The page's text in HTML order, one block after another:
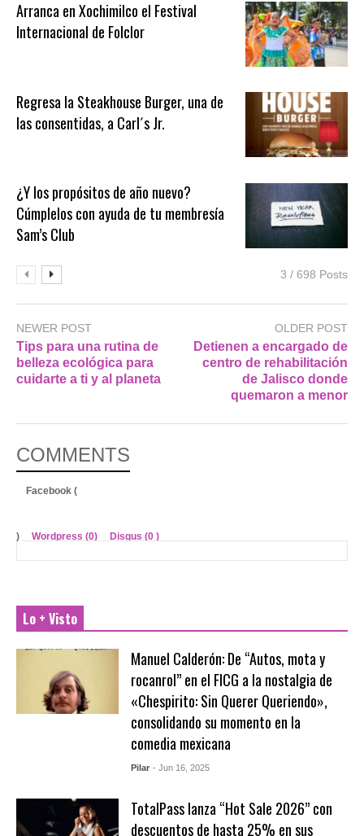
Arranca en Xochimilco el Festival
Internacional de Folclor
Regresa la Steakhouse Burger, una de
las consentidas, a Carl´s Jr.
¿Y los propósitos de año nuevo?
Cúmplelos con ayuda de tu membresía
Sam’s Club
3 / 698 Posts
NEWER POST
Tips para una rutina de
belleza ecológica para
cuidarte a ti y al planeta
OLDER POST
Detienen a encargado de
centro de rehabilitación
de Jalisco donde
quemaron a menor
COMMENTS
Facebook (
) Wordpress (0) Disqus (0 )
Lo + Visto
Manuel Calderón: De “Autos, mota y
rocanrol” en el FICG a la nostalgia de
«Chespirito: Sin Querer Queriendo»,
consolidando su momento en la
comedia mexicana
Pilar - Jun 16, 2025
TotalPass lanza “Hot Sale 2026” con
descuentos de hasta 25% en sus